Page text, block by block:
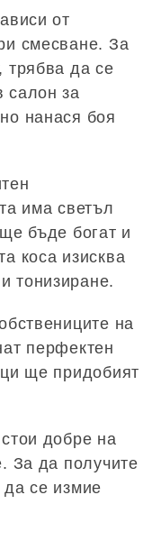
от
смесване. За
трябва да се
салон за
нанася боя
има светъл
бъде богат и
коса изисква
тонизиране.
на
перфектен
ще придобият
добре на
За да получите
се измие